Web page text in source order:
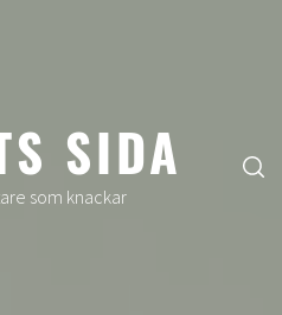
SIDA
som knackar